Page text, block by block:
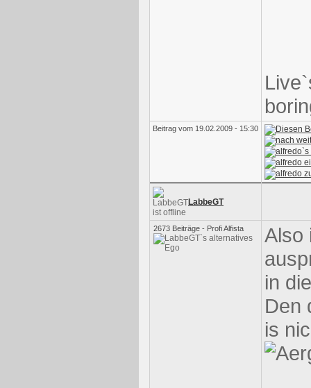
Beitrag vom 19.02.2009 - 15:30
LabbeGT
2673 Beiträge - Profi Alfista
Also
in
Den
is